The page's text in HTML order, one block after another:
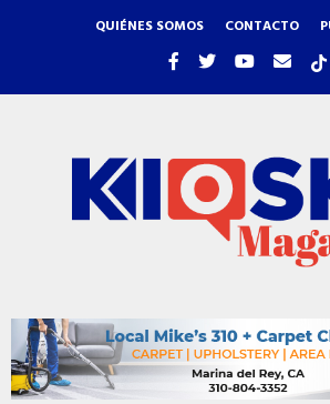
QUIÉNES SOMOS CONTACTO